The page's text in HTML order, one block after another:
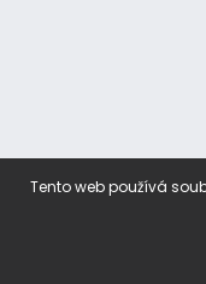
Tento web používá